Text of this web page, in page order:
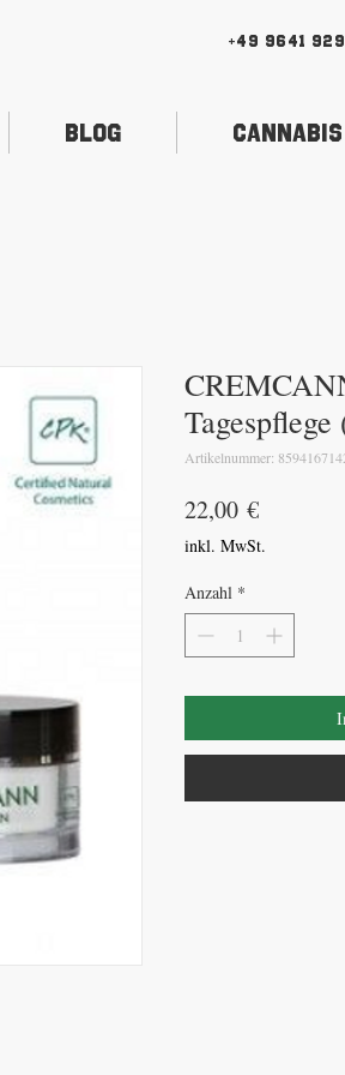
+49 9641
Blog
Artikelnummer:
22,00 €Preis
inkl. MwSt.
Anzahl *